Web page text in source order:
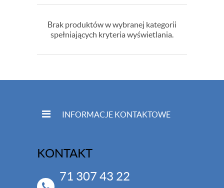
Brak produktów w wybranej kategorii
spełniających kryteria wyświetlania.
INFORMACJE KONTAKTOWE
KONTAKT
71 307 43 22